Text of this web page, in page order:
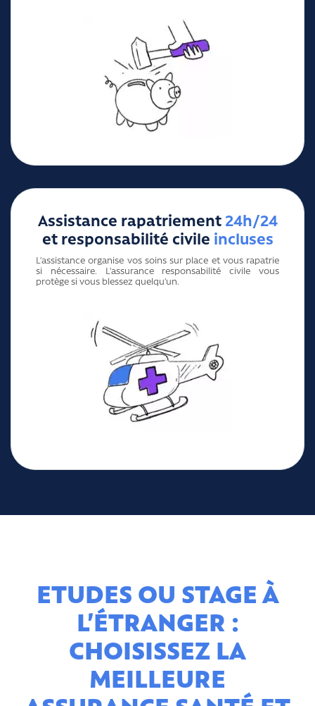
Assistance rapatriement 24h/24
et responsabilité civile incluses
L’assistance organise vos soins sur place et vous rapatrie
si nécessaire. L’assurance responsabilité civile vous
protège si vous blessez quelqu’un.
ETUDES OU STAGE À
L’ÉTRANGER :
CHOISISSEZ LA
MEILLEURE